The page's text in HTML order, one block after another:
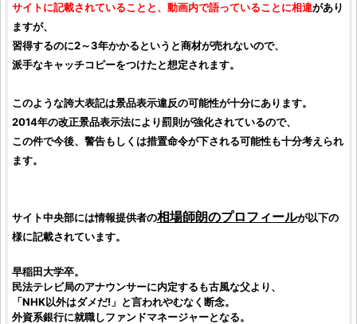
サイトに記載されていることと、動画内で語っていることに相違があり
ますが、
習得するのに2～3年かかるというと商材が売れないので、
派手なキャッチコピーをつけたと想定されます。
このような誇大表記は景品表示違反の可能性が十分にあります。
2014年の改正景品表示法により罰則が強化されているので、
この件で今後、警告もしくは措置命令が下される可能性も十分考えられ
ます。
サイト中央部には情報提供者の相場師朗のプロフィールが以下の
様に記載されています。
早稲田大学卒。
民法テレビ局のアナウンサーに内定するも古風な父より、
「NHK以外はダメだ!」と言われやむなく断念。
外資系銀行に就職しファンドマネージャーとなる。